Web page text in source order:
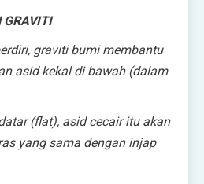
GRAVITI
graviti bumi membantu
asid kekal di bawah (dalam
(flat), asid cecair itu akan
yang sama dengan injap